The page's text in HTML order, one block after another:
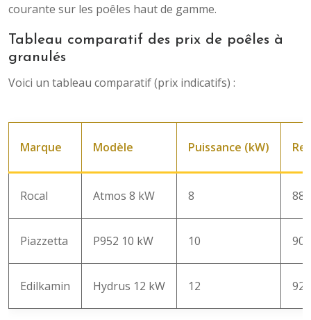
courante sur les poêles haut de gamme.
Tableau comparatif des prix de poêles à
granulés
Voici un tableau comparatif (prix indicatifs) :
Marque Modèle Puissance (kW)
Rocal Atmos 8 kW 8 88
Piazzetta P952 10 kW 10 90
Edilkamin Hydrus 12 kW 12 92